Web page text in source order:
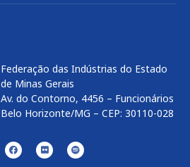
Federação das Indústrias do Estado
de Minas Gerais
Av. do Contorno, 4456 – Funcionários
Belo Horizonte/MG – CEP: 30110-028